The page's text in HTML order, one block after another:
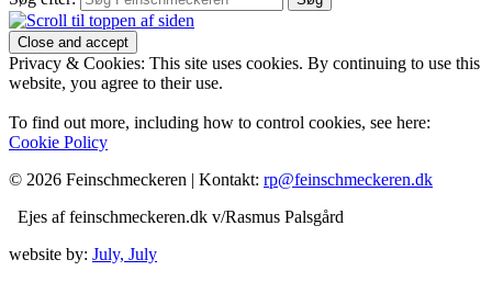
Privacy & Cookies: This site uses cookies. By continuing to use this
website, you agree to their use.
To find out more, including how to control cookies, see here:
Cookie Policy
© 2026 Feinschmeckeren | Kontakt: rp@feinschmeckeren.dk
Ejes af feinschmeckeren.dk v/Rasmus Palsgård
website by: July, July